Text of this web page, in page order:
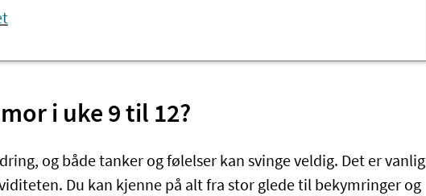
i uke 9 til 12?
og både tanker og følelser kan svinge veldig. Det er vanlig
Du kan kjenne på alt fra stor glede til bekymringer og